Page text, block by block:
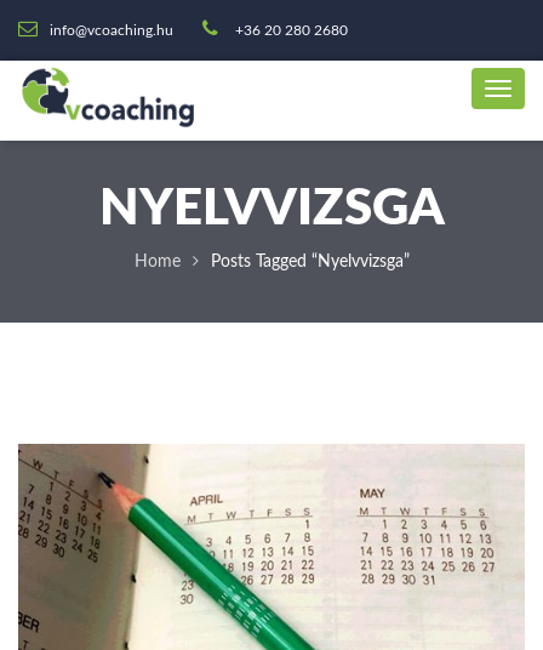
info@vcoaching.hu +36 20 280 2680
NYELVVIZSGA
Home Posts Tagged “nyelvvizsga”